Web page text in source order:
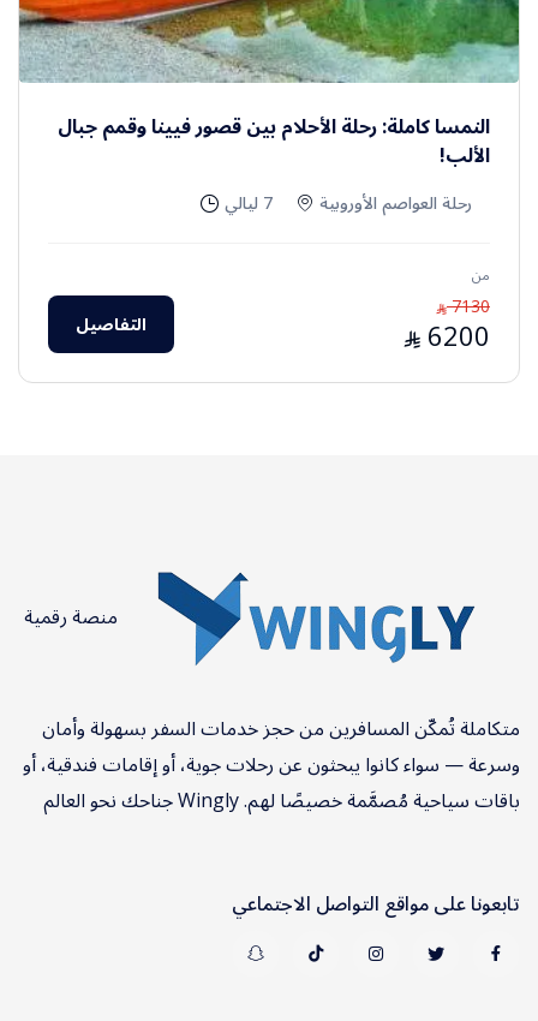
النمسا كاملة: رحلة الأحلام بين قصور فيينا وقمم جبال
الألب!
رحلة العواصم الأوروبية 7 ليالي
من
7130
⃁
6200
⃁ التفاصيل
منصة رقمية
متكاملة تُمكّن المسافرين من حجز خدمات السفر بسهولة وأمان
وسرعة — سواء كانوا يبحثون عن رحلات جوية، أو إقامات فندقية، أو
باقات سياحية مُصمَّمة خصيصًا لهم. Wingly جناحك نحو العالم
تابعونا على مواقع التواصل الاجتماعي